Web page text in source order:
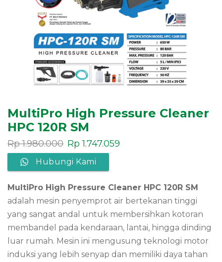
MultiPro High Pressure Cleaner
HPC 120R SM
Rp1.980.000 Rp 1.747.059
Hubungi Kami
MultiPro High Pressure Cleaner HPC 120R SM
adalah mesin penyemprot air bertekanan tinggi
yang sangat andal untuk membersihkan kotoran
membandel pada kendaraan, lantai, hingga dinding
luar rumah. Mesin ini mengusung teknologi motor
induksi yang lebih senyap dan memiliki daya tahan